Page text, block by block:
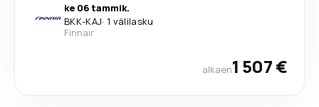
ke 06 tammik.
BKK-KAJ· 1 välilasku
Finnair
alkaen1 507 €